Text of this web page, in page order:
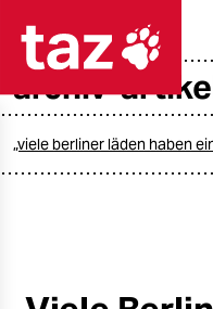
öko
archiv-
„viele berliner läden haben